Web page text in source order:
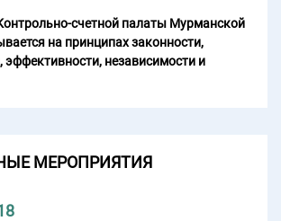
счетной палаты Мурманской
на принципах законности,
эффективности, независимости и
МЕРОПРИЯТИЯ